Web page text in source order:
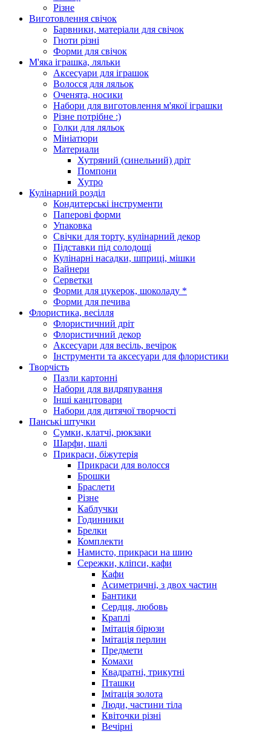
Різне
Виготовлення свічок
Барвники, матеріали для свічок
Гноти різні
Форми для свічок
М'яка іграшка, ляльки
Аксесуари для іграшок
Волосся для ляльок
Оченята, носики
Набори для виготовлення м'якої іграшки
Різне потрібне :)
Голки для ляльок
Мініатюри
Материали
Хутряний (синельний) дріт
Помпони
Хутро
Кулінарний розділ
Кондитерські інструменти
Паперові форми
Упаковка
Свічки для торту, кулінарний декор
Підставки під солодощі
Кулінарні насадки, шприці, мішки
Вайнери
Серветки
Форми для цукерок, шоколаду *
Форми для печива
Флористика, весілля
Флористичний дріт
Флористичний декор
Аксесуари для весіль, вечірок
Інструменти та аксесуари для флористики
Творчість
Пазли картонні
Набори для видряпування
Інші канцтовари
Набори для дитячої творчості
Панські штучки
Сумки, клатчі, рюкзаки
Шарфи, шалі
Прикраси, біжутерія
Прикраси для волосся
Брошки
Браслети
Різне
Каблучки
Годинники
Брелки
Комплекти
Намисто, прикраси на шию
Сережки, кліпси, кафи
Кафи
Асиметричні, з двох частин
Бантики
Сердця, любовь
Краплі
Імітація бірюзи
Імітація перлин
Предмети
Комахи
Квадратні, трикутні
Пташки
Імітація золота
Люди, частини тіла
Квіточки різні
Вечірні